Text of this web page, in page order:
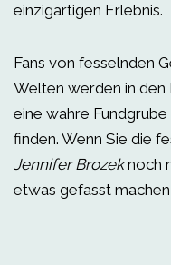
einzigartigen Erlebnis.
Fans von fesselnden
Welten werden in den
eine wahre
finden. Wenn Sie die
Jennifer Brozeknoch
etwas gefasst